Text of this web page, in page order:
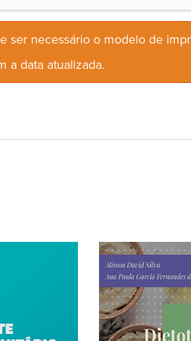
ser necessário o modelo de
a data atualizada.